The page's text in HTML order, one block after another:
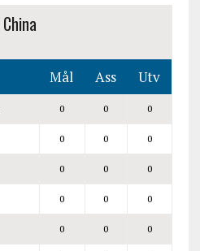
China
Mål Ass Utv
0 0 0
0 0 0
0 0 0
0 0 0
0 0 0